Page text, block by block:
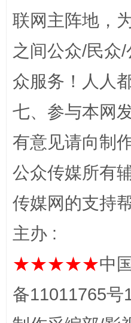
网上购药对药下
这是一记警钟！
联网主阵地，
之间公众/民众
众服务！人人
七、参与本网
有意见请向制
公众传媒所有
传媒网的支持
主办 :
★★★★★中
备11011765号